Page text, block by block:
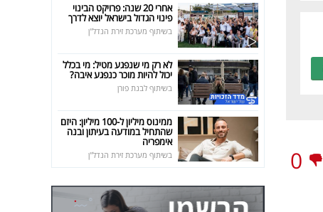
0
אחרי 20 שנה: פרויקט הבינוי
פינוי הגדול בישראל יוצא לדרך
בשיתוף מערכת זירת הנדל"ן
לא רק מי שנפגע מטיל: מי בכלל
יכול להיות מוכר כנפגע איבה?
בשיתוף לבנת פורן
ממינוס מיליון ל-100 מיליון: היזם
שהתחיל במודעה בעיתון ובנה
אימפריה
בשיתוף מערכת זירת הנדל"ן